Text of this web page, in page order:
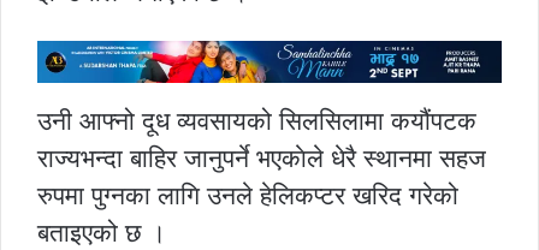
उनी आफ्नो दूध व्यवसायको सिलसिलामा कयौंपटक
राज्यभन्दा बाहिर जानुपर्ने भएकाेले धेरै स्थानमा सहज
रुपमा पुग्नका लागि उनले हेलिकप्टर खरिद गरेको
बताइएको छ ।